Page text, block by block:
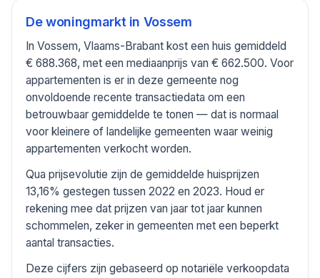
De woningmarkt in Vossem
In Vossem, Vlaams-Brabant kost een huis gemiddeld
€ 688.368, met een mediaanprijs van € 662.500. Voor
appartementen is er in deze gemeente nog
onvoldoende recente transactiedata om een
betrouwbaar gemiddelde te tonen — dat is normaal
voor kleinere of landelijke gemeenten waar weinig
appartementen verkocht worden.
Qua prijsevolutie zijn de gemiddelde huisprijzen
13,16% gestegen tussen 2022 en 2023. Houd er
rekening mee dat prijzen van jaar tot jaar kunnen
schommelen, zeker in gemeenten met een beperkt
aantal transacties.
Deze cijfers zijn gebaseerd op notariële verkoopdata